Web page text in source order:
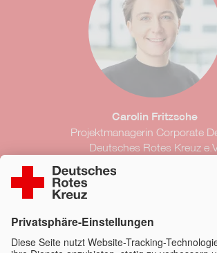
Carolin Fritzsche
Projektmanagerin Corporate
Deutsches Rotes Kreuz